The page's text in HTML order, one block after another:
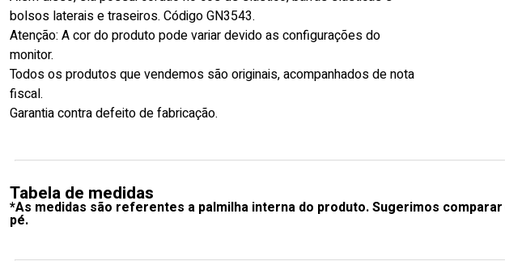
bolsos laterais e traseiros. Código GN3543.
Atenção: A cor do produto pode variar devido as configurações do
monitor.
Todos os produtos que vendemos são originais, acompanhados de nota
fiscal.
Garantia contra defeito de fabricação.
Tabela de medidas
*As medidas são referentes a palmilha interna do produto. Sugerimos
pé.